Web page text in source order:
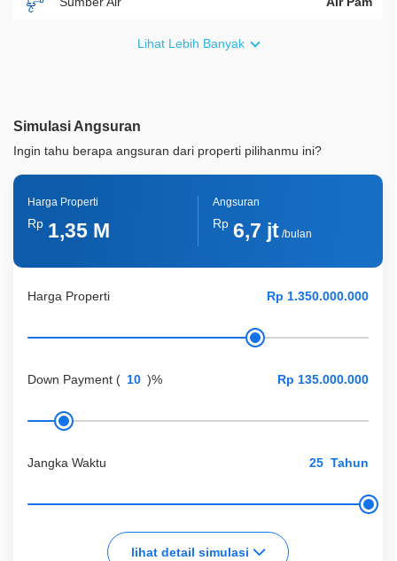
ID Properti
Lihat Lebih Banyak
Simulasi Angsuran
Ingin tahu berapa angsuran dari properti pilihanmu ini?
Harga Properti
Down Payment ( )%
Jangka Waktu Tahun
lihat detail simulasi
Harga Properti
Rp 1,35 M
Angsuran
Rp 6,7 jt/bulan